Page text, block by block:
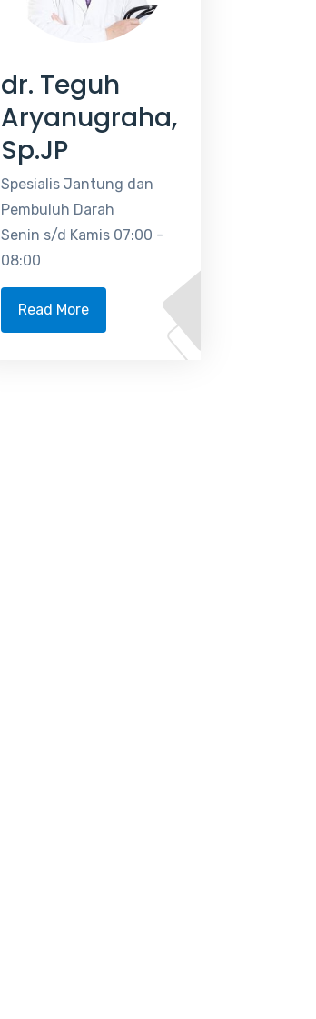
dr. Teguh
Aryanugraha,
Sp.JP
Spesialis Jantung dan
Pembuluh Darah
Senin s/d Kamis 07:00 -
08:00
Read More